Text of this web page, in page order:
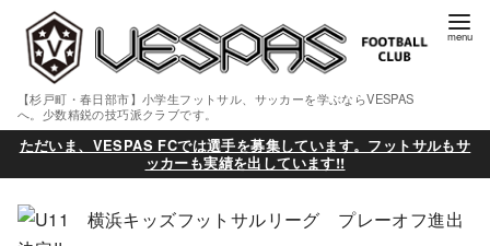
【杉戸町・春日部市】小学生フットサル、サッカーを学ぶならVESPAS
へ。少数精鋭の技巧派クラブです。
ただいま、VESPAS FCでは選手を募集しています。フットサルもサ
ッカーも実績を出しています!!